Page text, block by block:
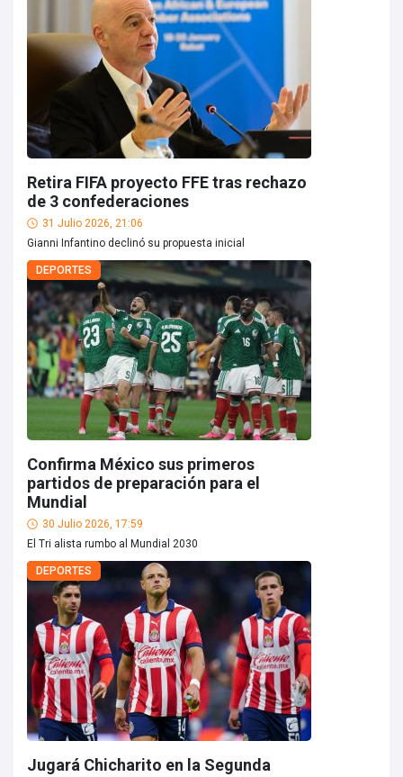
Retira FIFA proyecto FFE tras rechazo
de 3 confederaciones
31 Julio 2026, 21:06
Gianni Infantino declinó su propuesta inicial
DEPORTES
Confirma México sus primeros
partidos de preparación para el
Mundial
30 Julio 2026, 17:59
El Tri alista rumbo al Mundial 2030
DEPORTES
Jugará Chicharito en la Segunda